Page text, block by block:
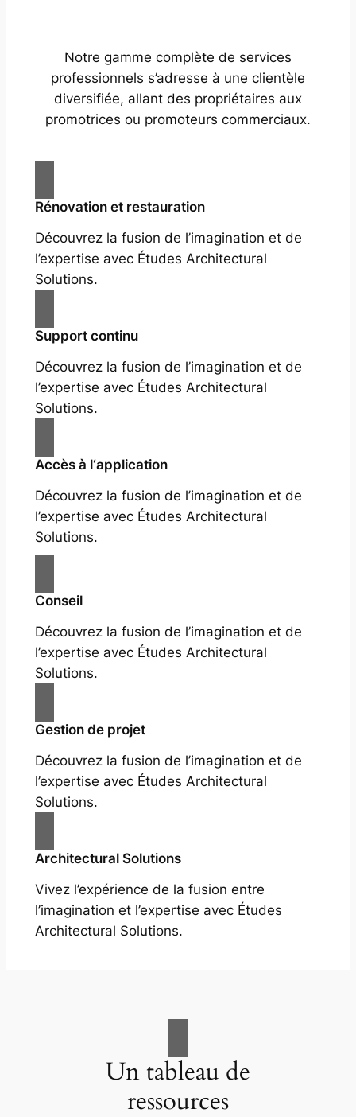
Notre gamme complète de services
professionnels s’adresse à une clientèle
diversifiée, allant des propriétaires aux
promotrices ou promoteurs commerciaux.
Rénovation et restauration
Découvrez la fusion de l’imagination et de
l’expertise avec Études Architectural
Solutions.
Support continu
Découvrez la fusion de l’imagination et de
l’expertise avec Études Architectural
Solutions.
Accès à l‘application
Découvrez la fusion de l’imagination et de
l’expertise avec Études Architectural
Solutions.
Conseil
Découvrez la fusion de l’imagination et de
l’expertise avec Études Architectural
Solutions.
Gestion de projet
Découvrez la fusion de l’imagination et de
l’expertise avec Études Architectural
Solutions.
Architectural Solutions
Vivez l’expérience de la fusion entre
l’imagination et l’expertise avec Études
Architectural Solutions.
Un tableau de
ressources